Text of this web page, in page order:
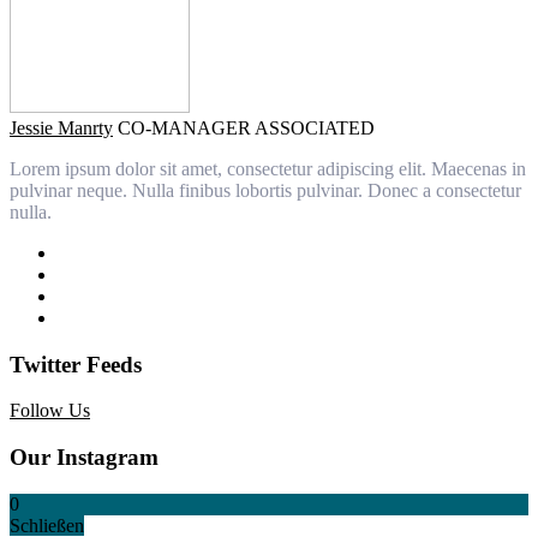
Jessie Manrty CO-MANAGER ASSOCIATED
Lorem ipsum dolor sit amet, consectetur adipiscing elit. Maecenas in
pulvinar neque. Nulla finibus lobortis pulvinar. Donec a consectetur
nulla.
Twitter Feeds
Follow Us
Our Instagram
0
Schließen